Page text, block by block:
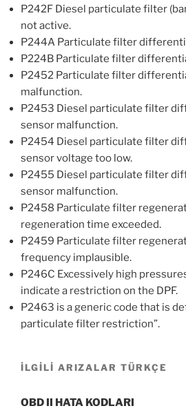
P242F Diesel particulate filter
not active.
P244A Particulate filter
P224B Particulate filter
P2452 Particulate filter
malfunction.
P2453 Diesel particulate filter
sensor malfunction.
P2454 Diesel particulate filter
sensor voltage too low.
P2455 Diesel particulate filter
sensor malfunction.
P2458 Particulate filter
regeneration time exceeded.
P2459 Particulate filter
frequency implausible.
P246C Excessively high
indicate a restriction on the DPF.
P2463 is a generic code that is
particulate filter restriction”.
İLGİLİ ARIZALAR TÜRKÇE
OBD II HATA KODLARI